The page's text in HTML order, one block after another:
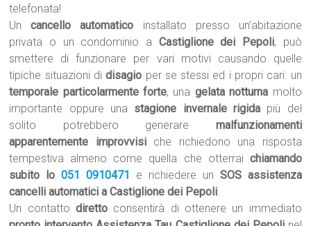
telefonata!
Uncancello automatico installato presso un’abitazione
privata o un condominio a Castiglione dei Pepoli, può
smettere di funzionare per vari motivi causando quelle
tipiche situazioni didisagio per se stessi ed i propri cari: un
temporale particolarmente forte, una gelata notturna molto
importante oppure una stagione invernale rigidapiù del
solito potrebbero generare malfunzionamenti
apparentemente improvvisiche richiedono una risposta
tempestiva almeno come quella che otterrai chiamando
subito lo051 0910471 e richiedere un SOS assistenza
cancelli automatici a Castiglione dei Pepoli.
Un contattodiretto consentirà di ottenere un immediato